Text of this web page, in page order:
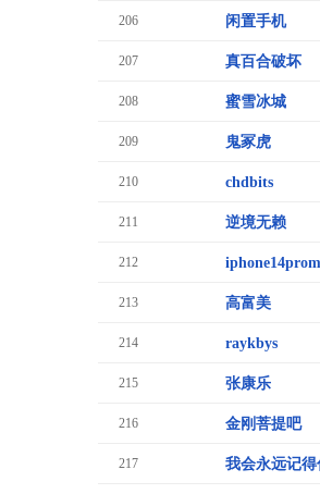
206 闲置手机
207 真百合破坏
208 蜜雪冰城
209 鬼冢虎
210 chdbits
211 逆境无赖
212
213 高富美
214 raykbys
215 张康乐
216 金刚菩提吧
217 我会永远记得